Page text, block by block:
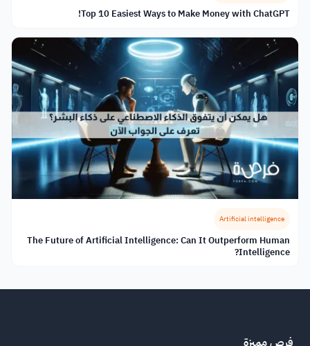
Top 10 Easiest Ways to Make Money with ChatGPT!
Artificial intelligence
The Future of Artificial Intelligence: Can It Outperform Human
Intelligence?
فرص مميزة